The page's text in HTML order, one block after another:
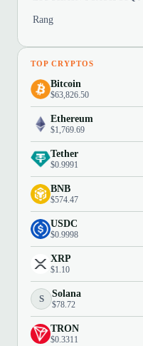
Rang
TOP CRYPTOS
Bitcoin
$63,826.50
Ethereum
$1,769.69
Tether
$0.9991
BNB
$574.47
USDC
$0.9998
XRP
$1.10
S Solana
$78.72
TRON
$0.3311